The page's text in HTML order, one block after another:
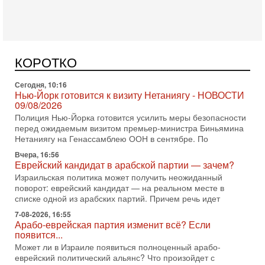
КОРОТКО
Нетаниягу на Генассамблею ООН в сентябре. По
Вчера, 16:56
Еврейский кандидат в арабской партии — зачем?
Израильская политика может получить неожиданный
поворот: еврейский кандидат — на реальном месте в
списке одной из арабских партий. Причем речь идет
7-08-2026, 16:55
Арабо-еврейская партия изменит всё? Если
появится...
Может ли в Израиле появиться полноценный арабо-
еврейский политический альянс? Что произойдет с
политическим раскладом сил, если арабский список
6-08-2026, 17:49
Оснащен ли израильский «Дракон» ядерным
оружием?
Израиль получил от Германии новейшую подводную лодку
АХИ «Дракон» (Drakon), которая уже стала самой дорогой